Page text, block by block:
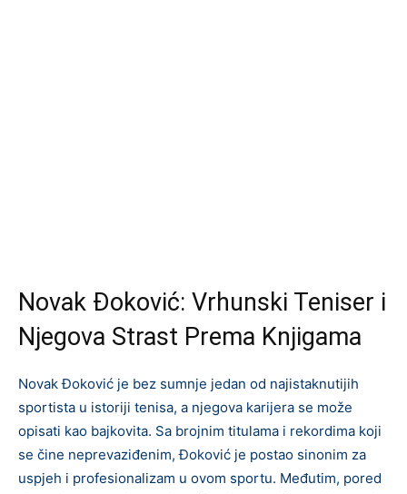
Novak Đoković: Vrhunski Teniser i
Njegova Strast Prema Knjigama
Novak Đoković je bez sumnje jedan od najistaknutijih
sportista u istoriji tenisa, a njegova karijera se može
opisati kao bajkovita. Sa brojnim titulama i rekordima koji
se čine neprevaziđenim, Đoković je postao sinonim za
uspjeh i profesionalizam u ovom sportu. Međutim, pored